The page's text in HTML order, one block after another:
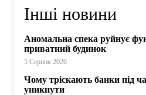
Інші новини
Аномальна спека руйнує
приватний будинок
5 Серпня 2026
Чому тріскають банки під
уникнути